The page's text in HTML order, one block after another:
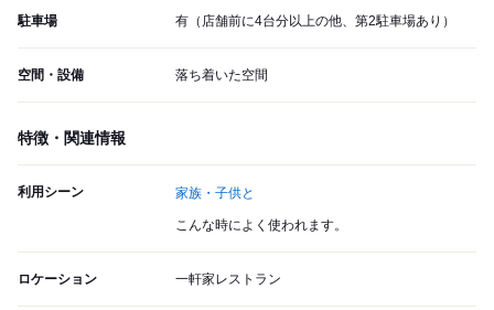
駐車場 有（店舗前に4台分以上の他、第2駐車場あり）
空間・設備 落ち着いた空間
特徴・関連情報
利用シーン 家族・子供と
こんな時によく使われます。
ロケーション 一軒家レストラン